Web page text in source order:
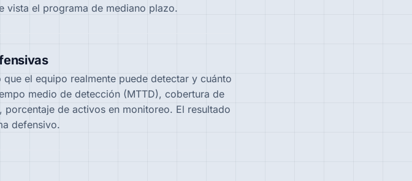
vista el programa de mediano plazo.
el equipo realmente puede detectar y cuánto
medio de detección (MTTD), cobertura de
porcentaje de activos en monitoreo. El resultado
defensivo.